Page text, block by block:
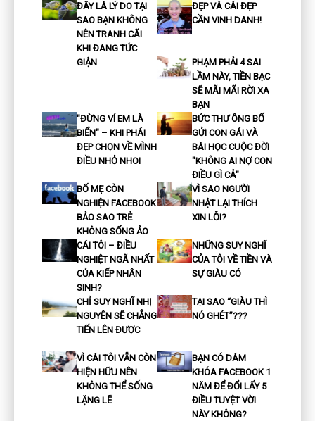
ĐÂY LÀ LÝ DO TẠI
SAO BẠN KHÔNG
NÊN TRANH CÃI
KHI ĐANG TỨC
GIẬN
ĐẸP VÀ CÁI ĐẸP
CẦN VINH DANH!
PHẠM PHẢI 4 SAI
LẦM NÀY, TIỀN BẠC
SẼ MÃI MÃI RỜI XA
BẠN
"ĐỪNG VÍ EM LÀ
BIỂN" – KHI PHÁI
ĐẸP CHỌN VỀ MÌNH
ĐIỀU NHỎ NHOI
BỨC THƯ ÔNG BỐ
GỬI CON GÁI VÀ
BÀI HỌC CUỘC ĐỜI
"KHÔNG AI NỢ CON
ĐIỀU GÌ CẢ"
BỐ MẸ CÒN
NGHIỆN FACEBOOK
BẢO SAO TRẺ
KHÔNG SỐNG ẢO
VÌ SAO NGƯỜI
NHẬT LẠI THÍCH
XIN LỖI?
CÁI TÔI – ĐIỀU
NGHIỆT NGÃ NHẤT
CỦA KIẾP NHÂN
SINH?
NHỮNG SUY NGHĨ
CỦA TÔI VỀ TIỀN VÀ
SỰ GIÀU CÓ
CHỈ SUY NGHĨ NHỊ
NGUYÊN SẼ CHẲNG
TIẾN LÊN ĐƯỢC
TẠI SAO “GIÀU THÌ
NÓ GHÉT”???
VÌ CÁI TÔI VẪN CÒN
HIỆN HỮU NÊN
KHÔNG THỂ SỐNG
LẶNG LẼ
BẠN CÓ DÁM
KHÓA FACEBOOK 1
NĂM ĐỂ ĐỔI LẤY 5
ĐIỀU TUYỆT VỜI
NÀY KHÔNG?